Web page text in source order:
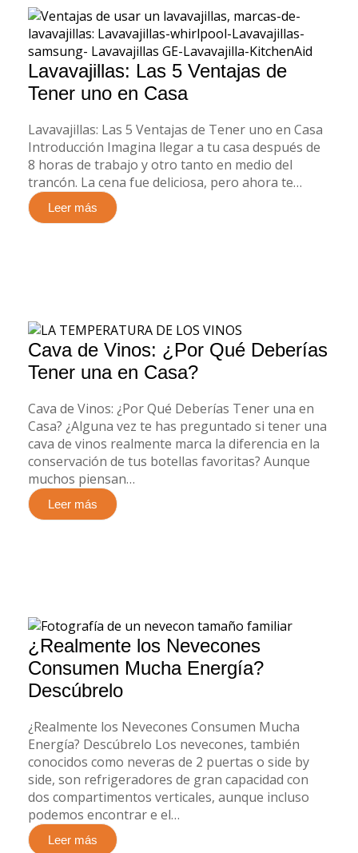
Lavavajillas: Las 5 Ventajas de
Tener uno en Casa
Lavavajillas: Las 5 Ventajas de Tener uno en Casa
Introducción Imagina llegar a tu casa después de
8 horas de trabajo y otro tanto en medio del
trancón. La cena fue deliciosa, pero ahora te…
Leer más
Cava de Vinos: ¿Por Qué Deberías
Tener una en Casa?
Cava de Vinos: ¿Por Qué Deberías Tener una en
Casa? ¿Alguna vez te has preguntado si tener una
cava de vinos realmente marca la diferencia en la
conservación de tus botellas favoritas? Aunque
muchos piensan…
Leer más
¿Realmente los Nevecones
Consumen Mucha Energía?
Descúbrelo
¿Realmente los Nevecones Consumen Mucha
Energía? Descúbrelo​ Los nevecones, también
conocidos como neveras de 2 puertas o side by
side, son refrigeradores de gran capacidad con
dos compartimentos verticales, aunque incluso
podemos encontrar e el…
Leer más